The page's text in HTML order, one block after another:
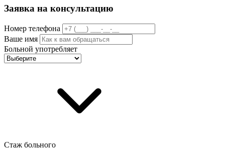
Заявка на консультацию
Номер телефона
Ваше имя
Больной употребляет
Стаж больного